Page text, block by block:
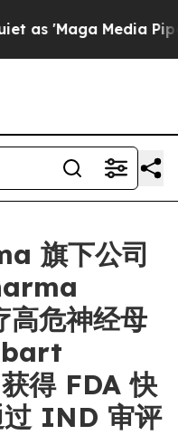
'Maga Media
旗下公司
危神经母
得 FDA 快
过 IND 审评